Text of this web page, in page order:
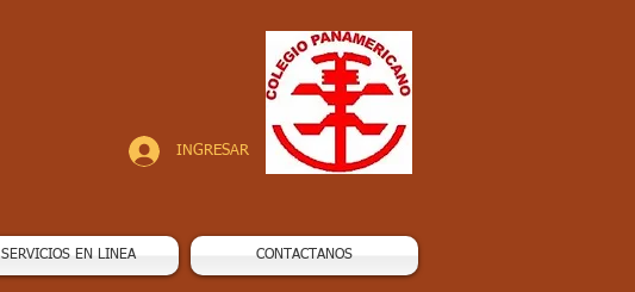
INGRESAR
SERVICIOS EN LINEA CONTACTANOS